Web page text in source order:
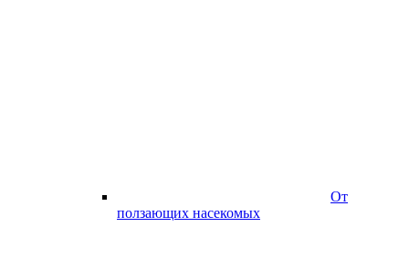
От
ползающих насекомых